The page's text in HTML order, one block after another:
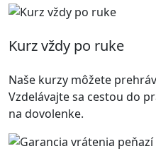
Kurz vždy po ruke
Naše kurzy môžete
Vzdelávajte sa cestou do
na dovolenke.